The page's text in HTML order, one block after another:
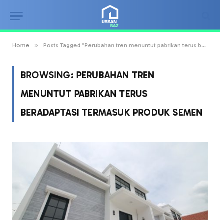
Home » Posts Tagged "Perubahan tren menuntut pabrikan terus beradaptasi termasuk produk semen"
BROWSING: PERUBAHAN TREN
MENUNTUT PABRIKAN TERUS
BERADAPTASI TERMASUK PRODUK SEMEN